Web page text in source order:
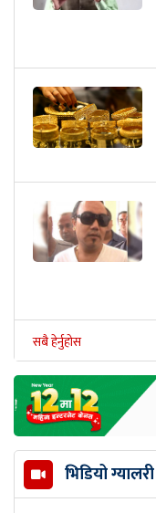
सबै हेर्नुहोस
भिडियो ग्यालरी